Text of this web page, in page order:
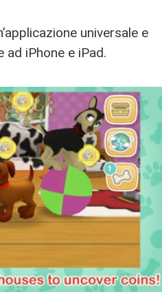
universale e
iPhone e iPad.